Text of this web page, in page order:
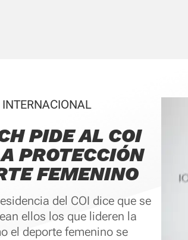
PIDE AL COI
PROTECCIÓN
FEMENINO
del COI dice que se
ellos los que lideren la
el deporte femenino se